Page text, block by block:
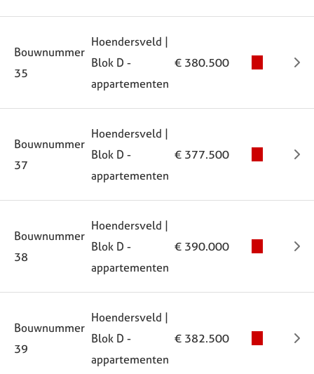
Bouwnummer
35
Hoendersveld |
Blok D -
appartementen
€ 380.500
Bouwnummer
37
Hoendersveld |
Blok D -
appartementen
€ 377.500
Bouwnummer
38
Hoendersveld |
Blok D -
appartementen
€ 390.000
Bouwnummer
39
Hoendersveld |
Blok D -
appartementen
€ 382.500